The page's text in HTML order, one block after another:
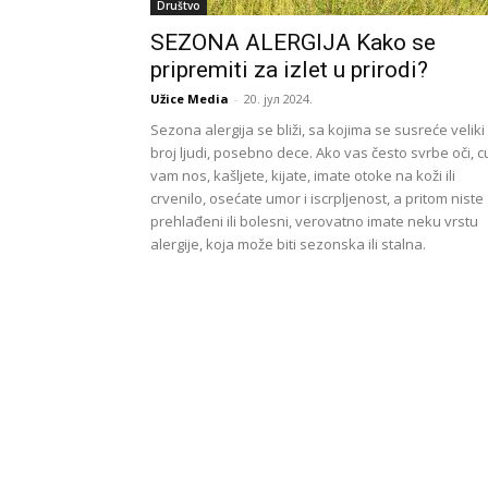
Društvo
SEZONA ALERGIJA Kako se
pripremiti za izlet u prirodi?
Užice Media - 20. јул 2024.
Sezona alergija se bliži, sa kojima se susreće veliki
broj ljudi, posebno dece. Ako vas često svrbe oči,
vam nos, kašljete, kijate, imate otoke na koži ili
crvenilo, osećate umor i iscrpljenost, a pritom niste
prehlađeni ili bolesni, verovatno imate neku vrstu
alergije, koja može biti sezonska ili stalna.